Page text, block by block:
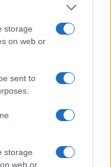
storage
on web or
sent to
storage
web or
italiana e le